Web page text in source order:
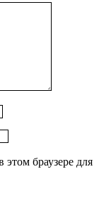
браузере для